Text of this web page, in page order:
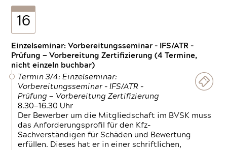
16
Einzelseminar: Vorbereitungsseminar - IFS/ATR -
Prüfung — Vorbereitung Zertifizierung (4 Termine,
nicht einzeln buchbar)
Termin 3/4: Einzelseminar:
Vorbereitungsseminar - IFS/ATR -
Prüfung — Vorbereitung Zertifizierung
8.30—16.30 Uhr
Der Bewerber um die Mitgliedschaft im BVSK muss
das Anforderungsprofil für den Kfz-
Sachverständigen für Schäden und Bewertung
erfüllen. Dieses hat er in einer schriftlichen,